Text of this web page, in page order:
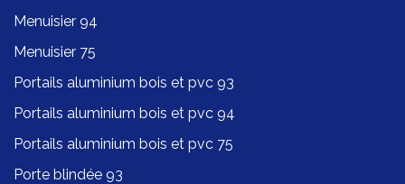
Menuisier 94
Menuisier 75
Portails aluminium bois et pvc 93
Portails aluminium bois et pvc 94
Portails aluminium bois et pvc 75
Porte blindée 93